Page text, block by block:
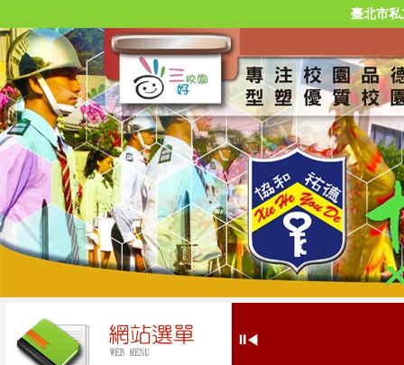
臺北市
⏸◀